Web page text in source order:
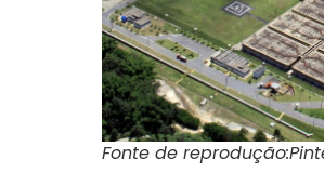
Fonte de